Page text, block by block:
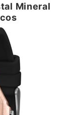
Mineral